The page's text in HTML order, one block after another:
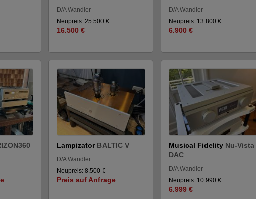
D/A Wandler
Neupreis: 25.500 €
16.500 €
D/A Wandler
Neupreis: 13.800 €
6.900 €
Lampizator BALTIC V
D/A Wandler
Neupreis: 8.500 €
Preis auf Anfrage
Musical Fidelity Nu-Vista
DAC
D/A Wandler
Neupreis: 10.990 €
6.999 €